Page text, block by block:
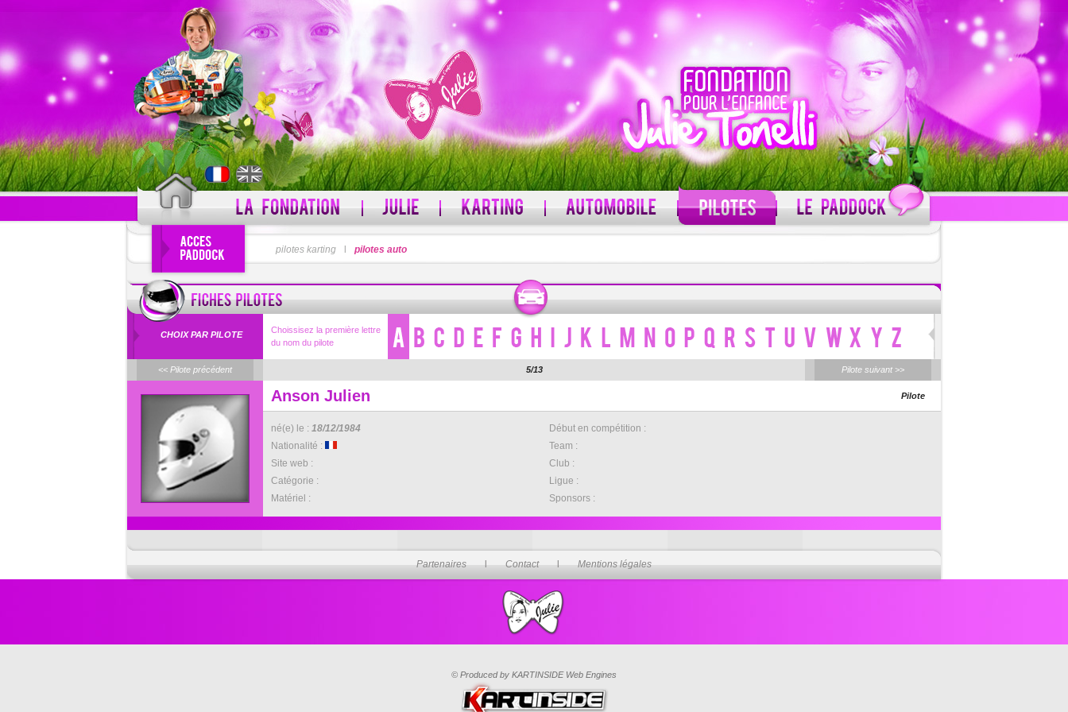
PSEUDO
Pseudo oublié ?
MOT DE PASSE
Mot de passe oublié ?
pilotes karting pilotes auto
CHOIX PAR PILOTE
Choissisez la première lettre
du nom du pilote
<< Pilote précédent 5/13 Pilote suivant >>
Pilote
Anson Julien
né(e) le : 18/12/1984
Nationalité :
Site web :
Catégorie :
Matériel :
Début en compétition :
Team :
Club :
Ligue :
Sponsors :
Partenaires Contactl Mentions légales
© Produced by KARTINSIDE Web Engines